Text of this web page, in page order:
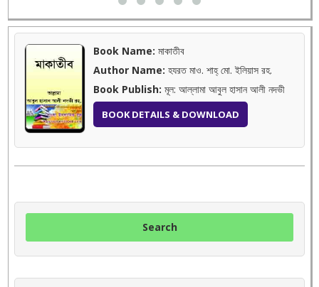
Book Name: মাকাতীব
Author Name: হযরত মাও. শাহ্ মো. ইলিয়াস রহ.
Book Publish: মূল: আল্লামা আবুল হাসান আলী নদভী
BOOK DETAILS & DOWNLOAD